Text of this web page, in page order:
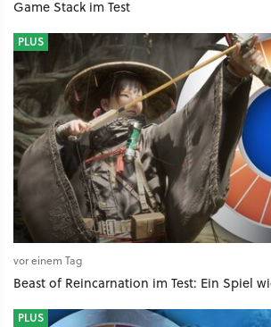
Game Stack im Test
PLUS
vor einem Tag
Beast of Reincarnation im Test: Ein Spiel
PLUS